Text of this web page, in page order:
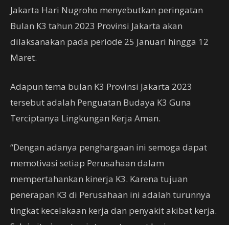
Jakarta Hari Nugroho menyebutkan peringatan
Bulan K3 tahun 2023 Provinsi Jakarta akan
dilaksanakan pada periode 25 Januari hingga 12
Maret.
Adapun tema bulan K3 Provinsi Jakarta 2023
tersebut adalah Penguatan Budaya K3 Guna
Terciptanya Lingkungan Kerja Aman.
“Dengan adanya penghargaan ini semoga dapat
memotivasi setiap Perusahaan dalam
mempertahankan kinerja K3. Karena tujuan
penerapan K3 di Perusahaan ini adalah turunnya
tingkat kecelakaan kerja dan penyakit akibat kerja.